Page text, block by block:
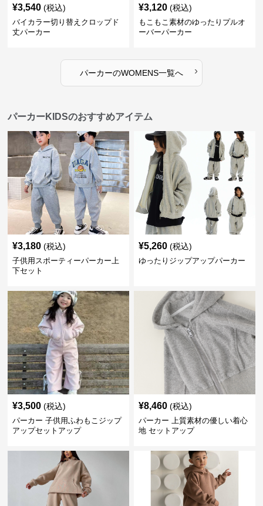
¥3,540 (税込)
バイカラー切り替えクロップド
丈パーカー
¥3,120 (税込)
もこもこ素材のゆったりプルオ
ーバーパーカー
パーカーのWOMENS一覧へ ›
パーカーKIDSのおすすめアイテム
¥3,180 (税込)
子供用スポーティーパーカー上
下セット
¥5,260 (税込)
ゆったりジップアップパーカー
¥3,500 (税込)
パーカー 子供用ふわもこジップ
アップセットアップ
¥8,460 (税込)
パーカー 上質素材の優しい着心
地 セットアップ